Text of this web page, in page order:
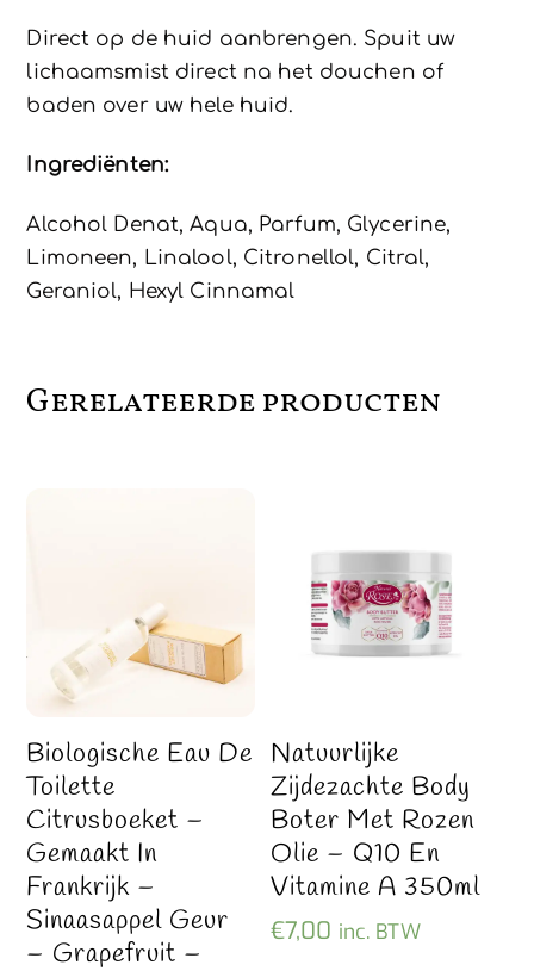
Direct op de huid aanbrengen. Spuit uw
lichaamsmist direct na het douchen of
baden over uw hele huid.
Ingrediënten:
Alcohol Denat, Aqua, Parfum, Glycerine,
Limoneen, Linalool, Citronellol, Citral,
Geraniol, Hexyl Cinnamal
Gerelateerde producten
Biologische Eau De
Toilette
Citrusboeket –
Gemaakt In
Frankrijk –
Sinaasappel Geur
– Grapefruit –
Natuurlijke
Zijdezachte Body
Boter Met Rozen
Olie – Q10 En
Vitamine A 350ml
€7,00 inc. BTW